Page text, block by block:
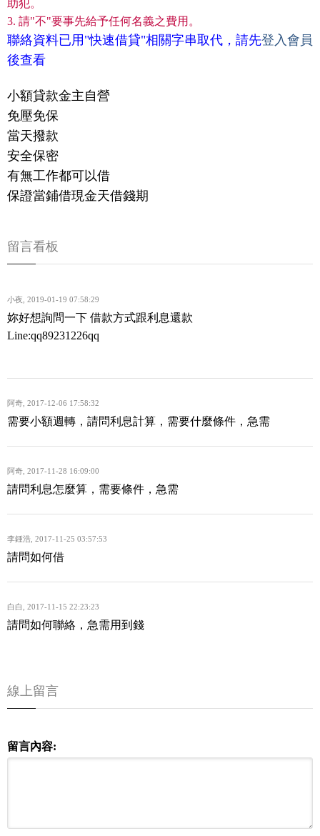
助犯。
3. 請"不"要事先給予任何名義之費用。
聯絡資料已用"快速借貸"相關字串取代，請先登入會員
後查看
小額貸款金主自營
免壓免保
當天撥款
安全保密
有無工作都可以借
保證當鋪借現金天借錢期
留言看板
小夜 2019-01-19 07:58:29
妳好想詢問一下 借款方式跟利息還款
Line:qq89231226qq
阿奇 2017-12-06 17:58:32
需要小額週轉，請問利息計算，需要什麼條件，急需
阿奇 2017-11-28 16:09:00
請問利息怎麼算，需要條件，急需
李鍾浩 2017-11-25 03:57:53
請問如何借
白白 2017-11-15 22:23:23
請問如何聯絡，急需用到錢
線上留言
留言內容: